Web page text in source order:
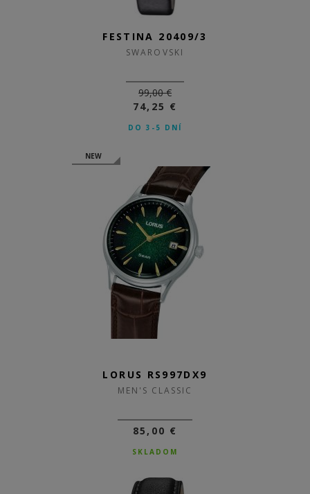
FESTINA 20409/3
SWAROVSKI
99,00 €
74,25 €
DO 3-5 DNÍ
NEW
LORUS RS997DX9
MEN'S CLASSIC
85,00 €
SKLADOM